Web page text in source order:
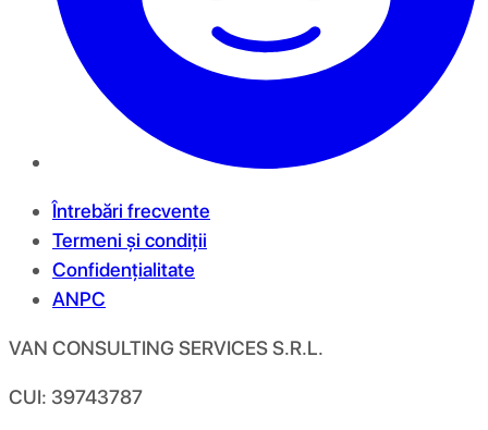
Întrebări frecvente
Termeni și condiții
Confidențialitate
ANPC
VAN CONSULTING SERVICES S.R.L.
CUI: 39743787